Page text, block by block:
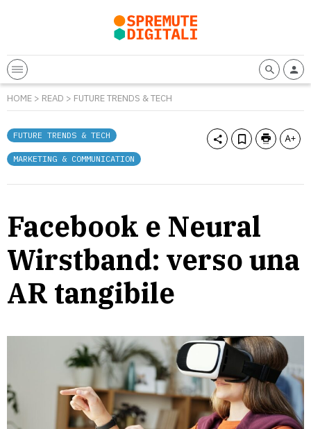
HOME > READ > FUTURE TRENDS & TECH
FUTURE TRENDS & TECH
MARKETING & COMMUNICATION
Facebook e Neural
Wirstband: verso una
AR tangibile